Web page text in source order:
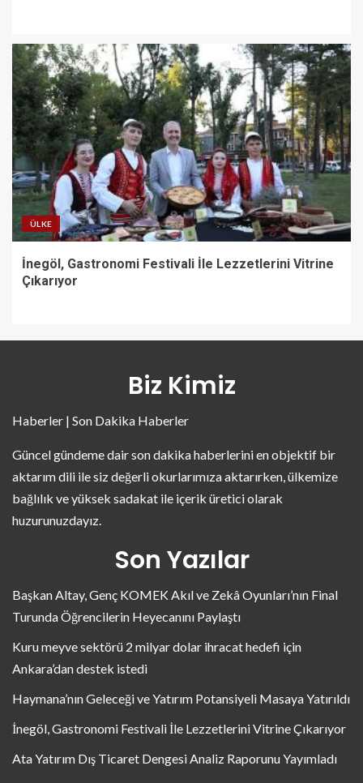
ÜLKE
İnegöl, Gastronomi Festivali İle Lezzetlerini Vitrine
Çıkarıyor
Biz Kimiz
Haberler | Son Dakika Haberler
Güncel gündeme dair son dakika haberlerini en objektif bir
aktarım dili ile siz değerli okurlarımıza aktarırken, ülkemize
bağlılık ve yüksek sadakat ile içerik üretici olarak
huzurunuzdayız.
Son Yazılar
Başkan Altay, Genç KOMEK Akıl ve Zekâ Oyunları’nın Final
Turunda Öğrencilerin Heyecanını Paylaştı
Kuru meyve sektörü 2 milyar dolar ihracat hedefi için
Ankara’dan destek istedi
Haymana’nın Geleceği ve Yatırım Potansiyeli Masaya Yatırıldı
İnegöl, Gastronomi Festivali İle Lezzetlerini Vitrine Çıkarıyor
Ata Yatırım Dış Ticaret Dengesi Analiz Raporunu Yayımladı